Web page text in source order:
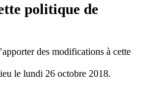
politique de
des modifications à cette
le lundi 26 octobre 2018.